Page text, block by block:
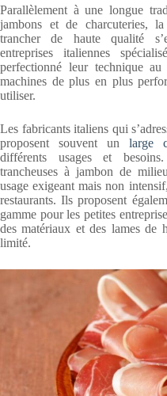
Parallèlement à une longue
jambons et de charcuteries,
trancher de haute qualité
entreprises italiennes
perfectionné leur technique
machines de plus en plus
utiliser.
Les fabricants italiens qui
proposent souvent unlarge
différents usages et
trancheuses à jambon de
usage exigeant mais non
restaurants. Ils proposent
gamme pour les petites
des matériaux et des lames de
limité.